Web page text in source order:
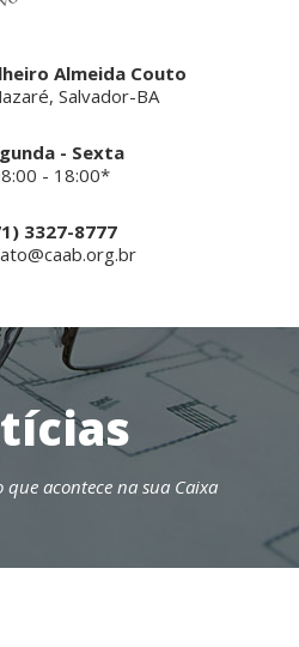
Almeida Couto
Salvador-BA
- Sexta
- 18:00*
3327-8777
acontece na sua Caixa